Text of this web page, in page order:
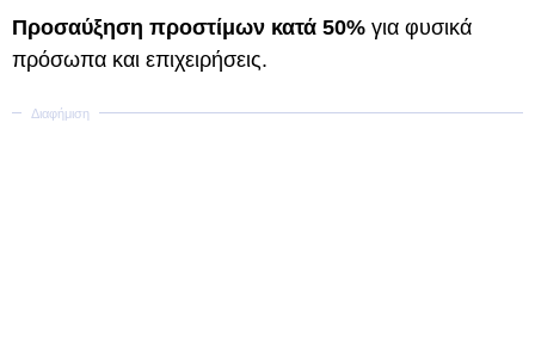
Προσαύξηση προστίμων κατά 50% για φυσικά
πρόσωπα και επιχειρήσεις.